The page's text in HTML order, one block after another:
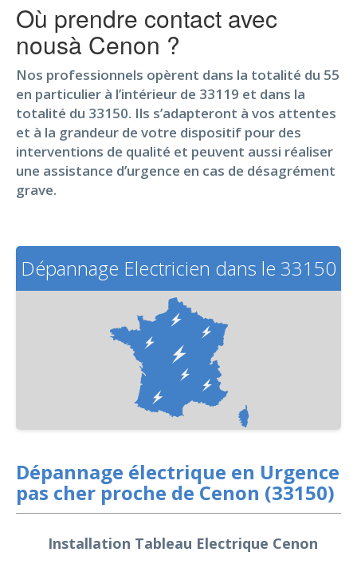
Où prendre contact avec
nousà Cenon ?
Nos professionnels opèrent dans la totalité du 55
en particulier à l’intérieur de 33119 et dans la
totalité du 33150. Ils s’adapteront à vos attentes
et à la grandeur de votre dispositif pour des
interventions de qualité et peuvent aussi réaliser
une assistance d’urgence en cas de désagrément
grave.
Dépannage Electricien dans le 33150
Dépannage électrique en Urgence
pas cher proche de Cenon (33150)
Installation Tableau Electrique Cenon